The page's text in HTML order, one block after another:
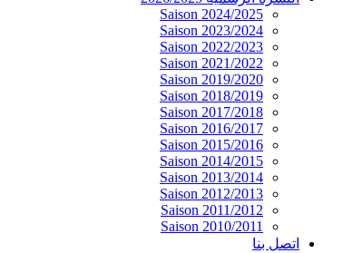
Saison 2024/2025
Saison 2023/2024
Saison 2022/2023
Saison 2021/2022
Saison 2019/2020
Saison 2018/2019
Saison 2017/2018
Saison 2016/2017
Saison 2015/2016
Saison 2014/2015
Saison 2013/2014
Saison 2012/2013
Saison 2011/2012
Saison 2010/2011
اتصل بنا